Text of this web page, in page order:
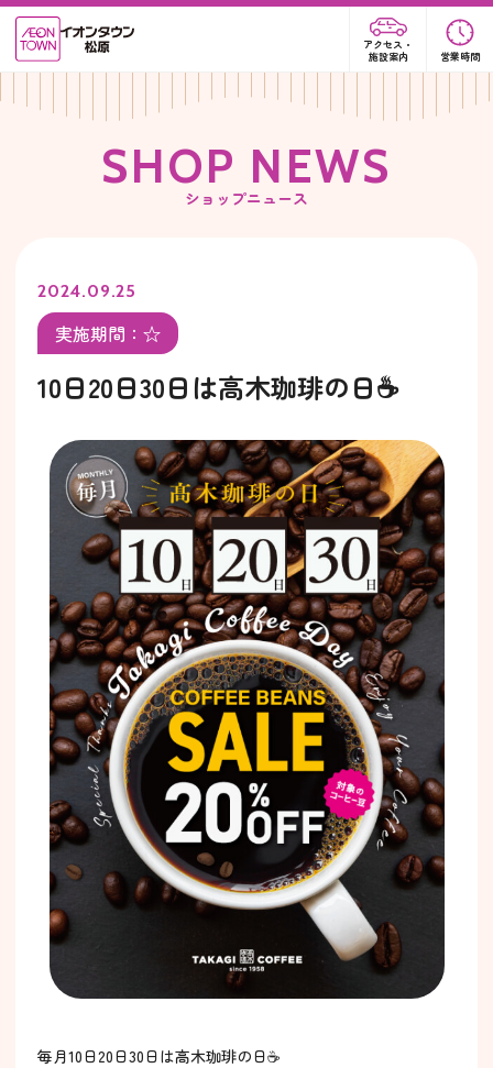
アクセス・
施設案内
営業時間
SHOP NEWS
ショップニュース
2024.09.25
実施期間：☆
10日20日30日は高木珈琲の日☕️
毎月10日20日30日は高木珈琲の日☕️